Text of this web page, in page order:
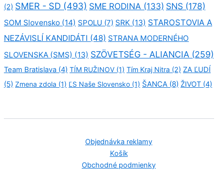
(2) SMER - SD (493) SME RODINA (133) SNS (178)
SOM Slovensko (14) SPOLU (7) SRK (13) STAROSTOVIA A
NEZÁVISLÍ KANDIDÁTI (48) STRANA MODERNÉHO
SLOVENSKA (SMS) (13) SZÖVETSÉG - ALIANCIA (259)
Team Bratislava (4) TÍM RUŽINOV (1) Tím Kraj Nitra (2) ZA ĽUDÍ
(5) Zmena zdola (1) ĽS Naše Slovensko (1) ŠANCA (8) ŽIVOT (4)
Objednávka reklamy
Košík
Obchodné podmienky